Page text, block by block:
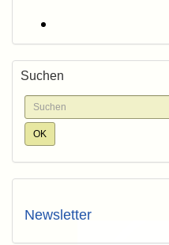
Suchen
Newsletter